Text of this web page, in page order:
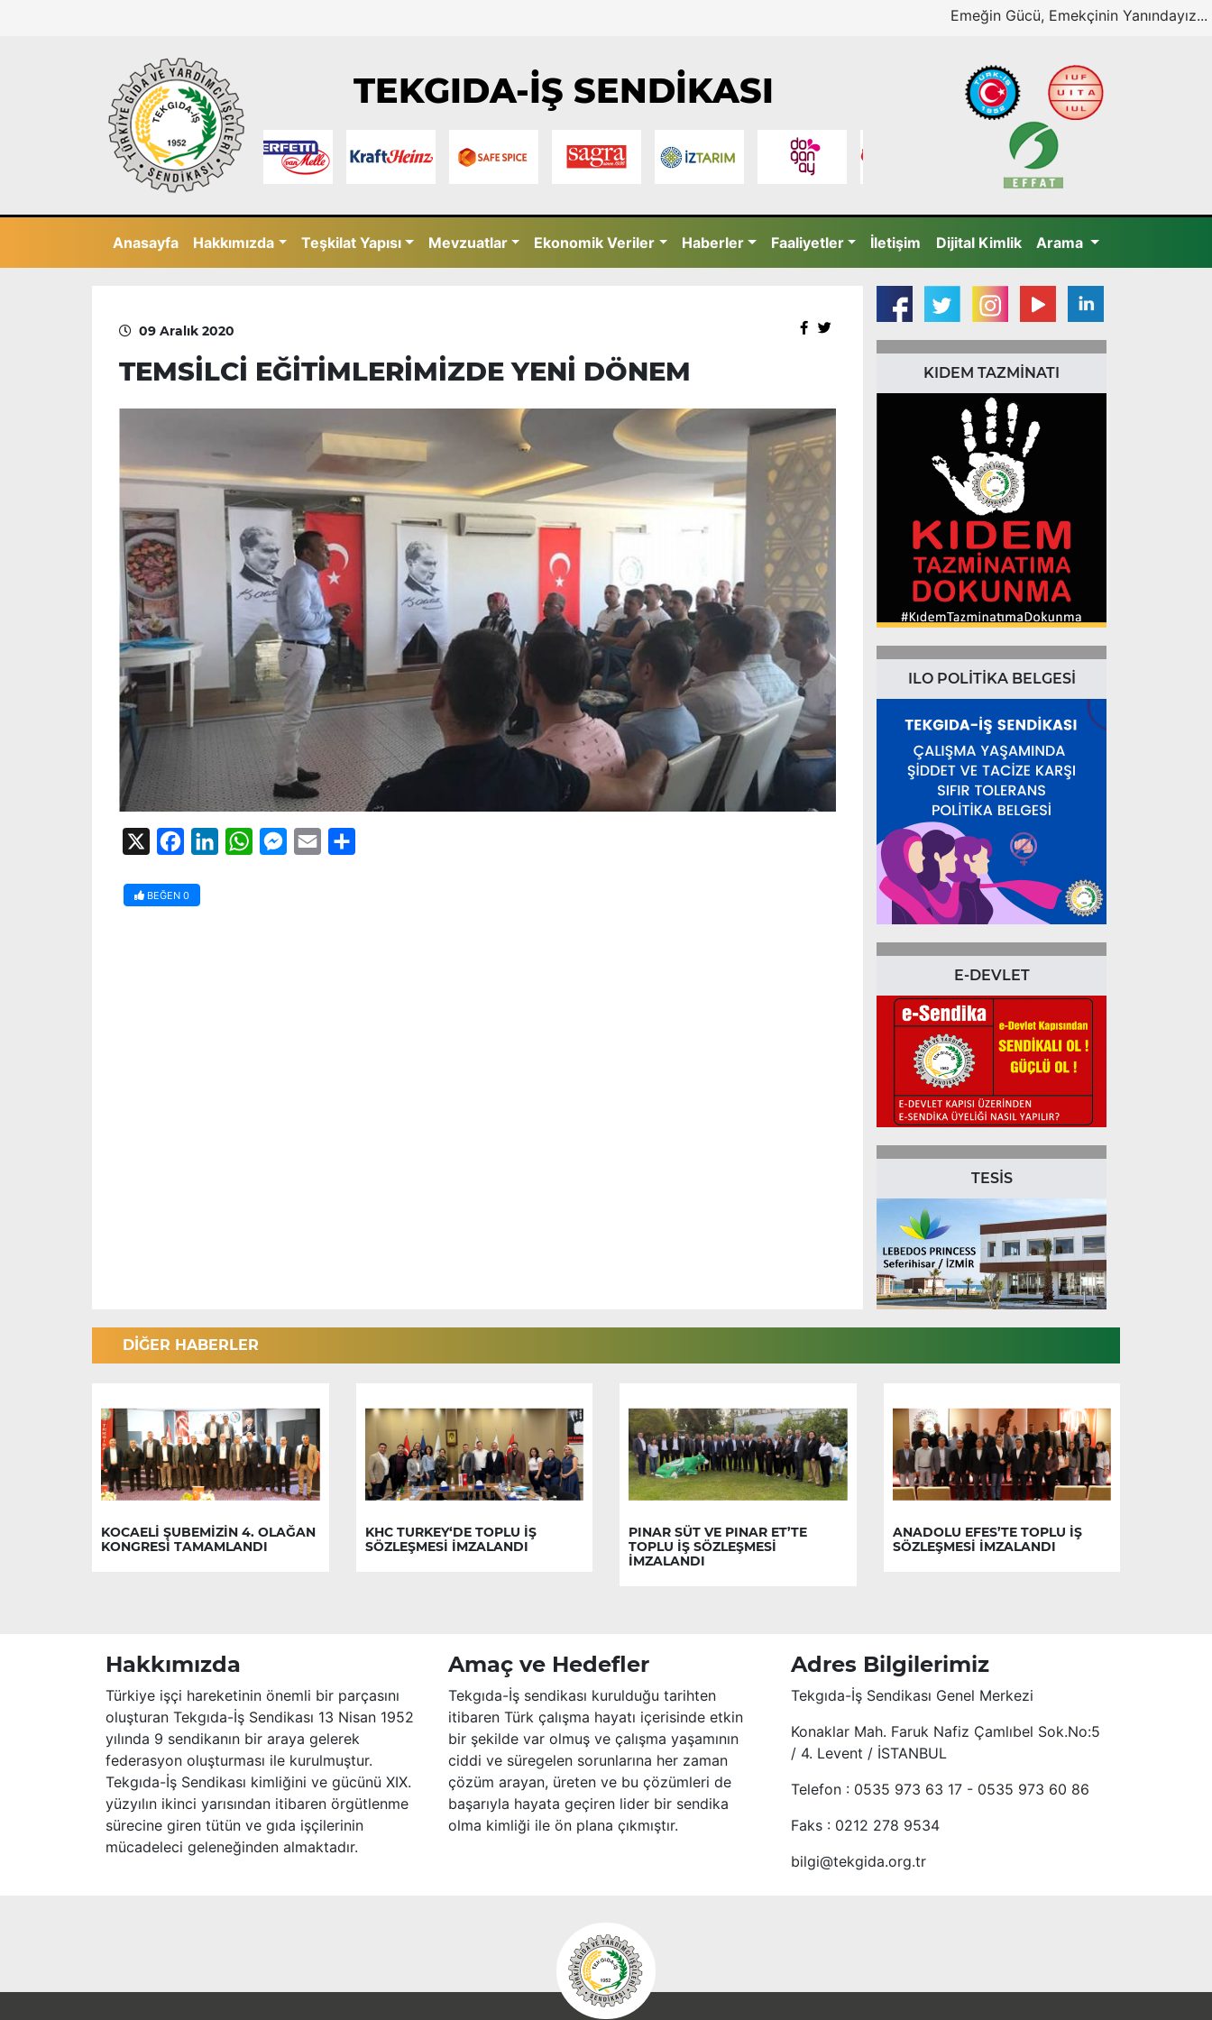
Emeğin Gücü, Emekçinin Yanındayız...
TEKGIDA-İŞ SENDİKASI
Anasayfa Hakkımızda Teşkilat Yapısı Mevzuatlar Ekonomik Veriler Haberler Faaliyetler İletişim Dijital Kimlik Arama
09 Aralık 2020
TEMSİLCİ EĞİTİMLERİMİZDE YENİ DÖNEM
FacebookLinkedInWhatsAppMessenger
Email
BEĞEN 0
KIDEM TAZMİNATI
ILO POLİTİKA BELGESİ
E-DEVLET
TESİS
DİĞER HABERLER
KOCAELİ ŞUBEMİZİN 4. OLAĞAN
KONGRESİ TAMAMLANDI
KHC TURKEY‘DE TOPLU İŞ
SÖZLEŞMESİ İMZALANDI
PINAR SÜT VE PINAR ET’TE
TOPLU İŞ SÖZLEŞMESİ
İMZALANDI
ANADOLU EFES’TE TOPLU İŞ
SÖZLEŞMESİ İMZALANDI
Hakkımızda
Türkiye işçi hareketinin önemli bir parçasını
oluşturan Tekgıda-İş Sendikası 13 Nisan 1952
yılında 9 sendikanın bir araya gelerek
federasyon oluşturması ile kurulmuştur.
Tekgıda-İş Sendikası kimliğini ve gücünü XIX.
yüzyılın ikinci yarısından itibaren örgütlenme
sürecine giren tütün ve gıda işçilerinin
mücadeleci geleneğinden almaktadır.
Amaç ve Hedefler
Tekgıda-İş sendikası kurulduğu tarihten
itibaren Türk çalışma hayatı içerisinde etkin
bir şekilde var olmuş ve çalışma yaşamının
ciddi ve süregelen sorunlarına her zaman
çözüm arayan, üreten ve bu çözümleri de
başarıyla hayata geçiren lider bir sendika
olma kimliği ile ön plana çıkmıştır.
Adres Bilgilerimiz
Tekgıda-İş Sendikası Genel Merkezi
Konaklar Mah. Faruk Nafiz Çamlıbel Sok.No:5
/ 4. Levent / İSTANBUL
Telefon : 0535 973 63 17 - 0535 973 60 86
Faks : 0212 278 9534
bilgi@tekgida.org.tr